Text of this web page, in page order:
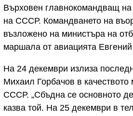
Върховен главнокомандващ
на СССР. Командването на
възложено на министъра на
маршала от авиацията
На 24 декември излиза
Михаил Горбачов в качеството
СССР. „Сбъдна се основното
казва той. На 25 декември в